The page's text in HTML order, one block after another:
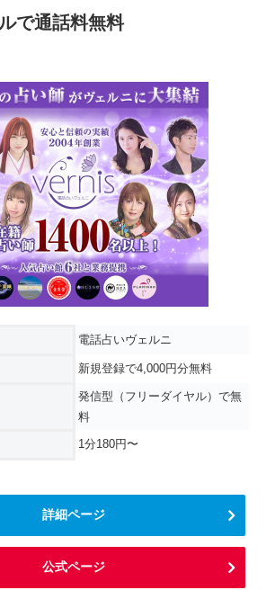
で通話料無料
電話占いヴェルニ
新規登録で4,000円分無料
発信型（フリーダイヤル）で無
料
1分180円〜
詳細ページ
公式ページ